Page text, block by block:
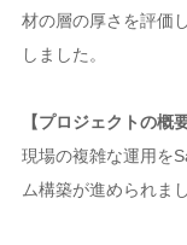
材の層の厚さを評価
しました。
【プロジェクトの概要
現場の複雑な運用を
ム構築が進められまし